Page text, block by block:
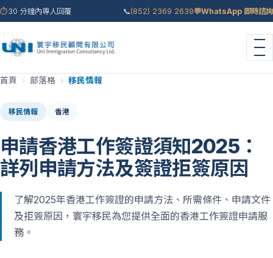
⏱30 分鐘內專人回覆 📞(852) 2369 2639💬WhatsApp 即時諮詢
首頁 › 部落格 › 移民情報
移民情報 香港
申請香港工作簽證須知2025：
詳列申請方法及簽證拒簽原因
了解2025年香港工作簽證的申請方法、所需條件、申請文件
及拒簽原因，寰宇移民為您提供全面的香港工作簽證申請服
務。